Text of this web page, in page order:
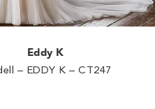
Eddy K
– EDDY K – CT247